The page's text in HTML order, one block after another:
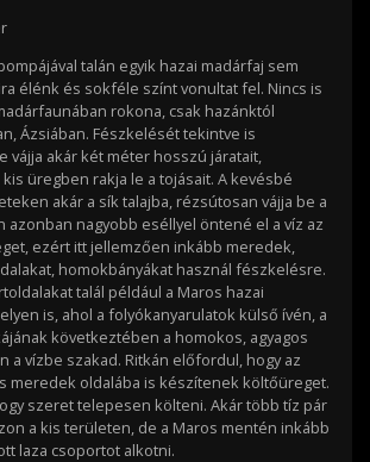
talán egyik hazai madárfaj sem
élénk és sokféle színt vonultat fel. Nincs is
rokona, csak hazánktól
Ázsiában. Fészkelését tekintve is
vájja akár két méter hosszú járatait,
üregben rakja le a tojásait. A kevésbé
akár a sík talajba, rézsútosan vájja be a
azonban nagyobb eséllyel öntené el a víz az
ezért itt jellemzően inkább meredek,
homokbányákat használ fészkelésre.
talál például a Maros hazai
is, ahol a folyókanyarulatok külső ívén, a
következtében a homokos, agyagos
a vízbe szakad. Ritkán előfordul, hogy az
meredek oldalába is készítenek költőüreget.
szeret telepesen költeni. Akár több tíz pár
a kis területen, de a Maros mentén inkább
laza csoportot alkotni.